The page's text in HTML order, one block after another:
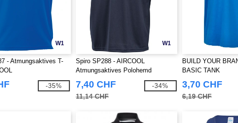
W1
- Atmungsaktives T-
-35%
W1
Spiro SP288 - AIRCOOL
Atmungsaktives Polohemd
7,40 CHF
11,14 CHF
-34%
BUILD YOUR
BASIC TANK
3,70 CHF
6,19 CHF